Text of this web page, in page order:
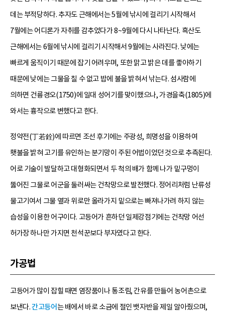
데는 부적당하다. 추자도 근해에서는 5월에 낚시에 걸리기 시작해서
7월에는 어디론가 자취를 감추었다가 8~9월에 다시 나타난다. 흑산도
근해에서는 6월에 낚시에 걸리기 시작해서 9월에는 사라진다. 낮에는
빠르게 움직이기 때문에 잡기 어려우며, 또한 맑고 밝은 데를 좋아하기
때문에 낮에는 그물을 칠 수 없고 밥에 불을 밝혀서 낚는다. 섬사람에
의하면 건륭경오(1750)에 일대 성어기를 맞이했으나, 가경을축(1805)에
와서는 흉작으로 변했다고 한다.
정약전(丁若銓)에 따르면 조선 후기에는 주광성, 희명성을 이용하여
횃불을 밝혀 고기를 유인하는 분기망이 주된 어법이었던 것으로 추측된다.
어로 기술이 발달하고 대형화되면서 두 척의 배가 함께 나가 밑구멍이
뚫어진 그물로 어군을 둘러싸는 건착망으로 발전했다. 정어리처럼 난류성
물고기여서 그물 옆과 위로만 올라가지 밑으로는 빠져나가려 하지 않는
습성을 이용한 어구이다. 고등어가 흔하던 일제강점기에는 건착망 어선
허가장 하나만 가지면 천석꾼보다 부자였다고 한다.
가공법
고등어가 많이 잡힐 때면 염장품이나 통조림, 간유를 만들어 농어촌으로
보낸다.간고등어 는 배에서 바로 소금에 절인 뱃자반을 제일 알아줬으며,